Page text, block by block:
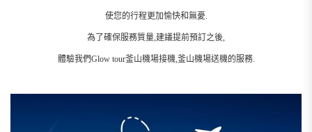
使您的行程更加愉快和無憂.
為了確保服務質量,建議提前預訂之後,
體驗我們Glow tour釜山機場接機,釜山機場送機的服務.